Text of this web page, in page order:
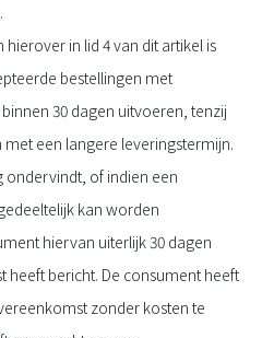
in lid 4 van dit artikel is
bestellingen met
30 dagen uitvoeren, tenzij
een langere leveringstermijn.
ondervindt, of indien een
kan worden
hiervan uiterlijk 30 dagen
heeft bericht. De consument heeft
zonder kosten te